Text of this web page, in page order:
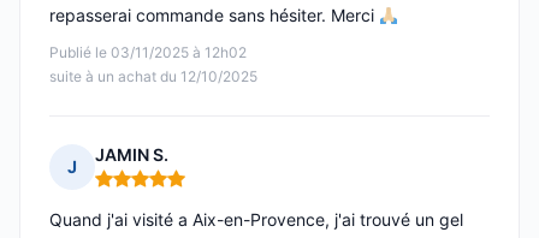
Publié le 03/11/2025 à 12h02
suite à un achat du 12/10/2025
repasserai commande sans hésiter. Merci
J
JAMIN S.
Note : 5 sur 5
Quand j'ai visité a Aix-en-Provence, j'ai trouvé un gel